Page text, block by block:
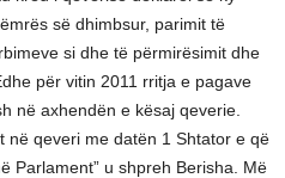
së dhimbsur, parimit të
si dhe të përmirësimit dhe
për vitin 2011 rritja e pagave
në axhendën e kësaj qeverie.
në qeveri me datën 1 Shtator e që
Parlament” u shpreh Berisha. Më